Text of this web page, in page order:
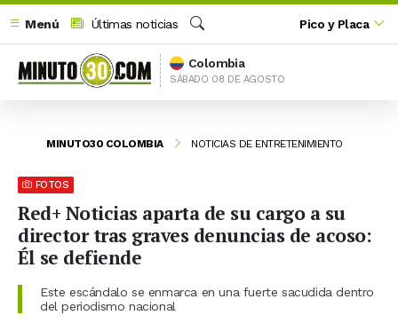
Menú
Últimas noticias
Buscar
Pico y Placa
Colombia
SÁBADO 08 DE AGOSTO
MINUTO30 COLOMBIA NOTICIAS DE ENTRETENIMIENTO
FOTOS
Red+ Noticias aparta de su cargo a su
director tras graves denuncias de acoso:
Él se defiende
Este escándalo se enmarca en una fuerte sacudida dentro
del periodismo nacional